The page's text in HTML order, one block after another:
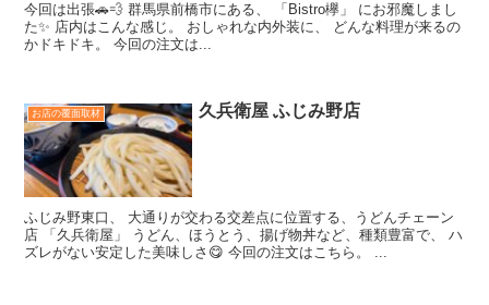
今回は出張🚗💨 群馬県前橋市にある、 「Bistro欅」 にお邪魔しまし
た✨ 店内はこんな感じ。 おしゃれな内外装に、 どんな料理が来るの
かドキドキ。 今回の注文は...
お店の覆面取材 久兵衛屋 ふじみ野店
ふじみ野東口、 大通りが交わる交差点に位置する、うどんチェーン
店 「久兵衛屋」 うどん、ほうとう、揚げ物丼など、種類豊富で、 ハ
ズレがない安定した美味しさ😋 今回の注文はこちら。 ...